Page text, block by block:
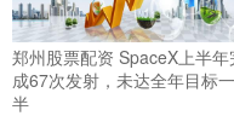
郑州股票配资 SpaceX上半年
成67次发射，未达全年目标一
半